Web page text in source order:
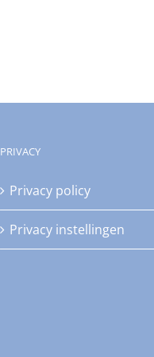
PRIVACY
Privacy policy
Privacy instellingen